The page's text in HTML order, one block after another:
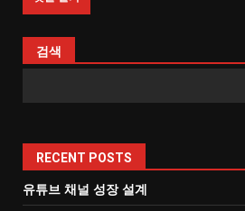
검색
RECENT POSTS
유튜브 채널 성장 설계